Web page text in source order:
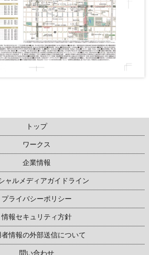
トップ
ワークス
企業情報
ャルメディアガイドライン
プライバシーポリシー
情報セキュリティ方針
情報の外部送信について
問い合わせ